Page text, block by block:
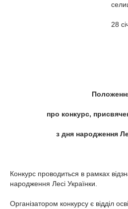
28
про конкурс,
з дня народження
Конкурс проводиться в рамках
народження Лесі Українки.
Організатором конкурсу є відділ